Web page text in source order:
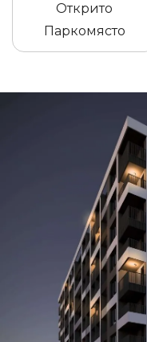
Открито
Паркомясто